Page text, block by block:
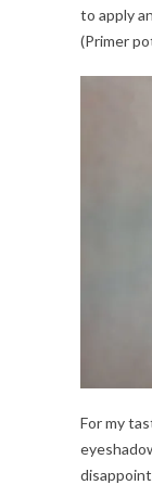
to apply
(Primer
For my